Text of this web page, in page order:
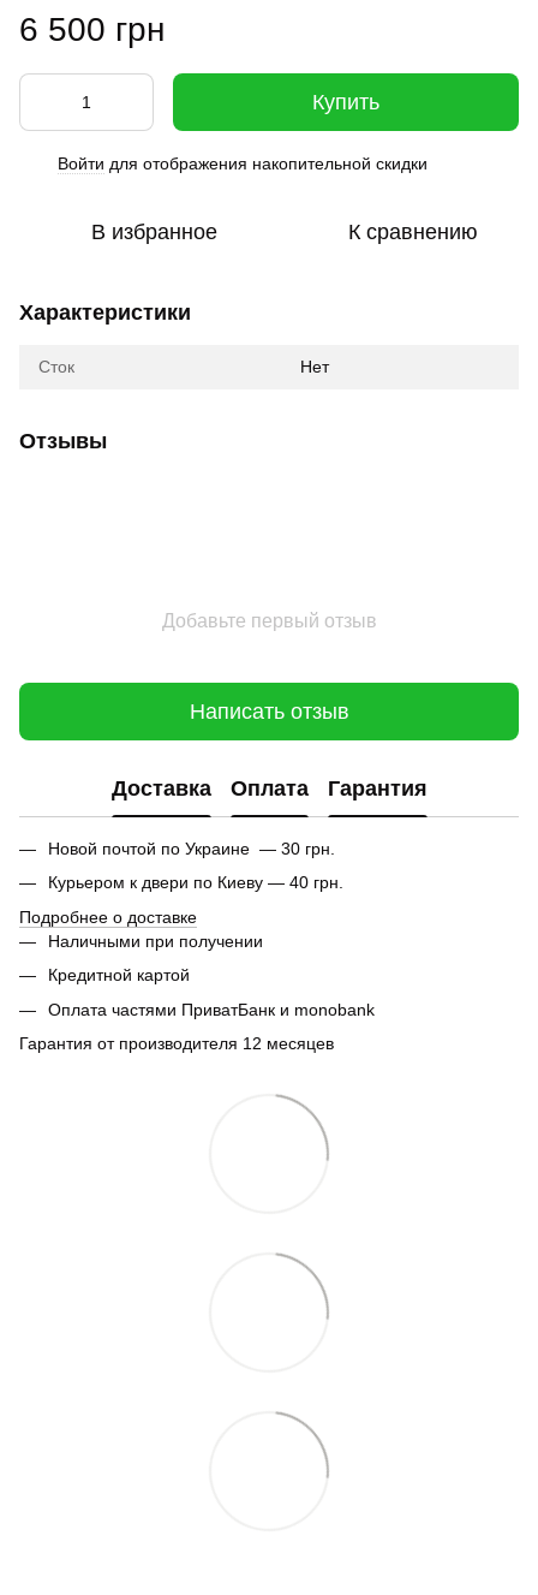
6 500 грн
Купить
Войти для отображения накопительной скидки
В избранное К сравнению
Характеристики
Сток Нет
Отзывы
Добавьте первый отзыв
Написать отзыв
Доставка Оплата Гарантия
Новой почтой по Украине — 30 грн.
Курьером к двери по Киеву — 40 грн.
Подробнее о доставке
Наличными при получении
Кредитной картой
Оплата частями ПриватБанк и monobank
Гарантия от производителя 12 месяцев